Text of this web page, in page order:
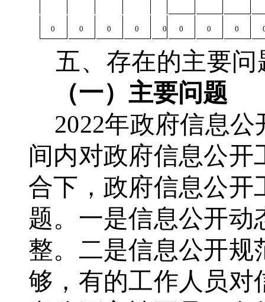
0 0 0 0 0 0 0 0
五、存在的主要问
（一）主要问题
2022年政府信息
间内对政府信息公
合下，政府信息公开
题。一是信息公开
整。二是信息公开规
够，有的工作人员对